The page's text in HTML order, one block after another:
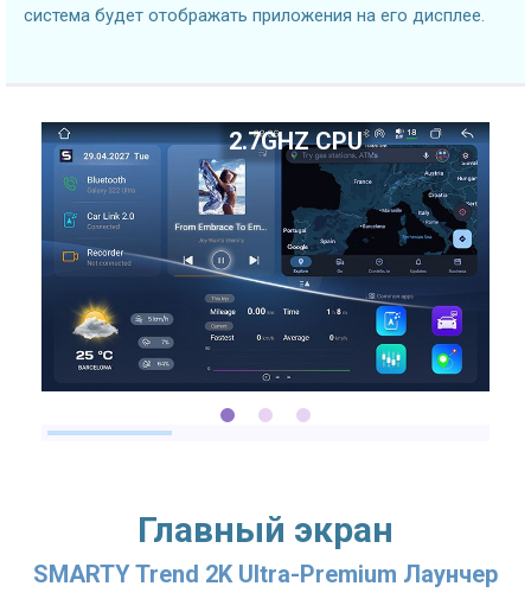
система будет отображать приложения на его дисплее.
2.7GHZ CPU
Главный экран
SMARTY Trend 2K Ultra-Premium Лаунчер